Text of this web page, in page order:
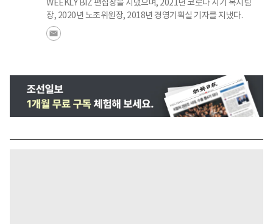
WEEKLY BIZ 편집장을 지냈으며, 2021년 코로나 시기 복지팀
장, 2020년 노조위원장, 2018년 경영기획실 기자를 지냈다.